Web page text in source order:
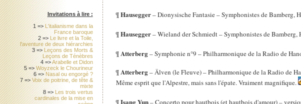
¶Hausegger– Dionysische Fantasie – Symphonistes de Bamberg,
¶Hausegger– Wieland der Schmiedt – Symphonistes de Bamberg,
¶Atterberg– Symphonie n°9 – Philharmonique de la Radio de
¶Atterberg– Älven (le Fleuve) – Philharmonique de la Radio de
Même esprit que l'Alpestre, mais sans l'épate. Vraiment magnifique.
¶Isang Yun– Concerto pour hautbois (et hautbois d'amour) –
Invitations à lire :
1 => L'italianisme dans la
France baroque
2 => Le livre et la Toile,
l'aventure de deux hiérarchies
3 => Leçons des Morts &
Leçons de Ténèbres
4 =>Arabelle et Didon
5 =>Woyzeck le Chourineur
6 => Nasal ou engorgé ?
7 =>Voix de poitrine, de tête &
mixte
8 => Les trois vertus
cardinales de la mise en